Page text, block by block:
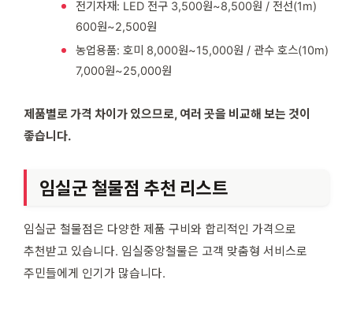
전기자재: LED 전구 3,500원~8,500원 / 전선(1m)
600원~2,500원
농업용품: 호미 8,000원~15,000원 / 관수 호스(10m)
7,000원~25,000원
제품별로 가격 차이가 있으므로, 여러 곳을 비교해 보는 것이
좋습니다.
임실군 철물점 추천 리스트
임실군 철물점은 다양한 제품 구비와 합리적인 가격으로
추천받고 있습니다. 임실중앙철물은 고객 맞춤형 서비스로
주민들에게 인기가 많습니다.